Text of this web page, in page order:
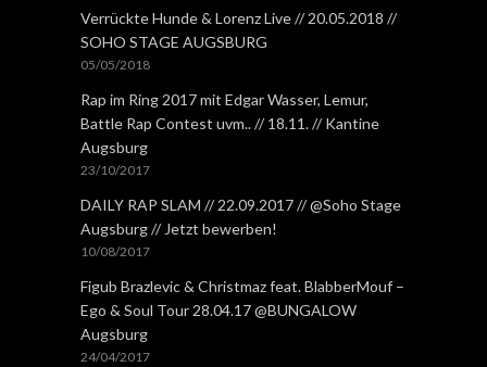
Verrückte Hunde & Lorenz Live // 20.05.2018 //
SOHO STAGE AUGSBURG
05/05/2018
Rap im Ring 2017 mit Edgar Wasser, Lemur,
Battle Rap Contest uvm.. // 18.11. // Kantine
Augsburg
23/10/2017
DAILY RAP SLAM // 22.09.2017 // @Soho Stage
Augsburg // Jetzt bewerben!
10/08/2017
Figub Brazlevic & Christmaz feat. BlabberMouf –
Ego & Soul Tour 28.04.17 @BUNGALOW
Augsburg
24/04/2017